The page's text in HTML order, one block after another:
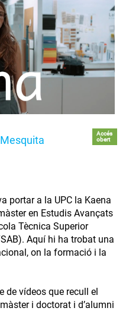
Accés
obert
portar a la UPC la Kaena
en Estudis Avançats
Tècnica Superior
Aquí hi ha trobat una
on la formació i la
de vídeos que recull el
i doctorat i d’alumni